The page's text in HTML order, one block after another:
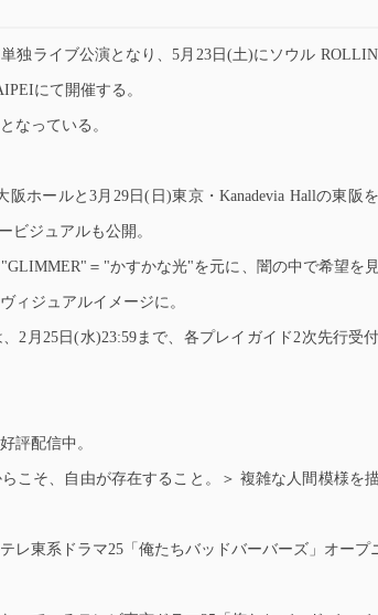
独ライブ公演となり、5月23日(土)にソウル
にて開催する。
なっている。
阪ホールと3月29日(日)東京・Kanadevia Hallの東阪
ビジュアルも公開。
＝"かすかな光"を元に、闇の中で希望を
ィジュアルイメージに。
2月25日(水)23:59まで、各プレイガイド2次先行受
評配信中。
こそ、自由が存在すること。＞ 複雑な人間模様を
レ東系ドラマ25「俺たちバッドバーバーズ」オープ